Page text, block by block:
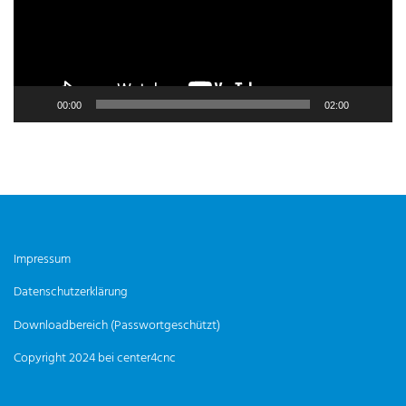
00:00 02:00
Impressum
Datenschutzerklärung
Downloadbereich (Passwortgeschützt)
Copyright 2024 bei center4cnc